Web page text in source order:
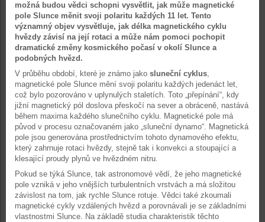
možná budou vědci schopni vysvětlit, jak může magnetické
pole Slunce měnit svoji polaritu každých 11 let. Tento
významný objev vysvětluje, jak délka magnetického cyklu
hvězdy závisí na její rotaci a může nám pomoci pochopit
dramatické změny kosmického počasí v okolí Slunce a
podobných hvězd.
V průběhu období, které je známo jako sluneční cyklus,
magnetické pole Slunce mění svoji polaritu každých jedenáct let,
což bylo pozorováno v uplynulých staletích. Toto „přepínání“, kdy
jižní magnetický pól doslova přeskočí na sever a obráceně, nastává
během maxima každého slunečního cyklu. Magnetické pole má
původ v procesu označovaném jako „sluneční dynamo“. Magnetická
pole jsou generována prostřednictvím tohoto dynamového efektu,
který zahrnuje rotaci hvězdy, stejně tak i konvekci a stoupající a
klesající proudy plynů ve hvězdném nitru.
Pokud se týká Slunce, tak astronomové vědí, že jeho magnetické
pole vzniká v jeho vnějších turbulentních vrstvách a má složitou
závislost na tom, jak rychle Slunce rotuje. Vědci také zkoumali
magnetické cykly vzdálených hvězd a porovnávali je se základními
vlastnostmi Slunce. Na základě studia charakteristik těchto